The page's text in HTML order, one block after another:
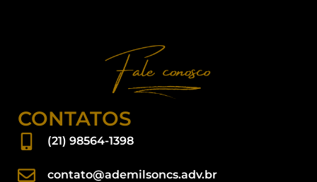
CONTATOS
(21) 98564-1398
contato@ademilsoncs.adv.br